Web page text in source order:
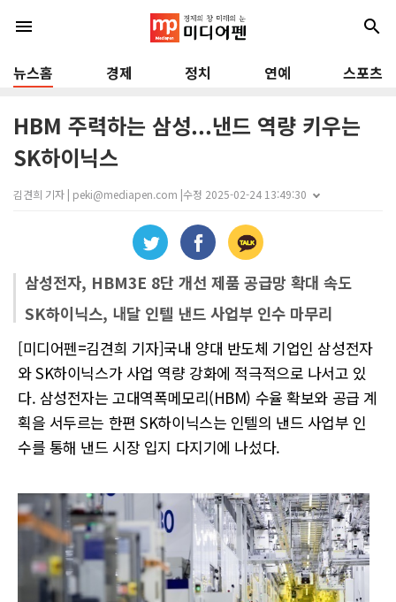
menu search
뉴스홈 경제 정치 연예 스포츠
HBM 주력하는 삼성...낸드 역량 키우는
SK하이닉스
김견희 기자 | peki@mediapen.com |수정 2025-02-24 13:49:30
삼성전자, HBM3E 8단 개선 제품 공급망 확대 속도
SK하이닉스, 내달 인텔 낸드 사업부 인수 마무리
[미디어펜=김견희 기자]국내 양대 반도체 기업인 삼성전자
와 SK하이닉스가 사업 역량 강화에 적극적으로 나서고 있
다. 삼성전자는 고대역폭메모리(HBM) 수율 확보와 공급 계
획을 서두르는 한편 SK하이닉스는 인텔의 낸드 사업부 인
수를 통해 낸드 시장 입지 다지기에 나섰다.